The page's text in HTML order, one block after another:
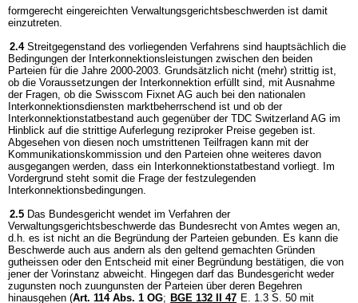
formgerecht eingereichten Verwaltungsgerichtsbeschwerden ist damit
einzutreten.
2.4 Streitgegenstand des vorliegenden Verfahrens sind hauptsächlich die
Bedingungen der Interkonnektionsleistungen zwischen den beiden
Parteien für die Jahre 2000-2003. Grundsätzlich nicht (mehr) strittig ist,
ob die Voraussetzungen der Interkonnektion erfüllt sind, mit Ausnahme
der Fragen, ob die Swisscom Fixnet AG auch bei den nationalen
Interkonnektionsdiensten marktbeherrschend ist und ob der
Interkonnektionstatbestand auch gegenüber der TDC Switzerland AG im
Hinblick auf die strittige Auferlegung reziproker Preise gegeben ist.
Abgesehen von diesen noch umstrittenen Teilfragen kann mit der
Kommunikationskommission und den Parteien ohne weiteres davon
ausgegangen werden, dass ein Interkonnektionstatbestand vorliegt. Im
Vordergrund steht somit die Frage der festzulegenden
Interkonnektionsbedingungen.
2.5 Das Bundesgericht wendet im Verfahren der
Verwaltungsgerichtsbeschwerde das Bundesrecht von Amtes wegen an,
d.h. es ist nicht an die Begründung der Parteien gebunden. Es kann die
Beschwerde auch aus andern als den geltend gemachten Gründen
gutheissen oder den Entscheid mit einer Begründung bestätigen, die von
jener der Vorinstanz abweicht. Hingegen darf das Bundesgericht weder
zugunsten noch zuungunsten der Parteien über deren Begehren
hinausgehen (Art. 114 Abs. 1 OG; BGE 132 II 47 E. 1.3 S. 50 mit